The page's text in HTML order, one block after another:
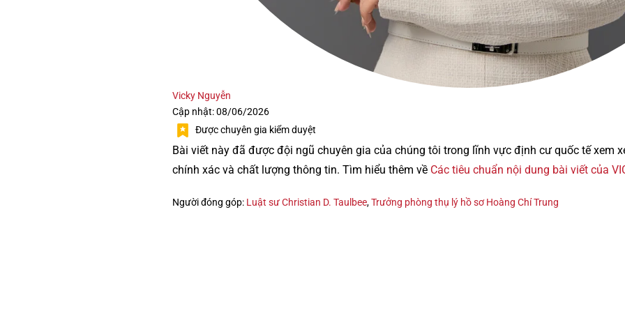
Vicky Nguyễn
Cập nhật: 08/06/2026
Được chuyên gia kiểm duyệt
Bài viết này đã được đội ngũ chuyên gia của chúng tôi trong lĩnh vực định cư quốc tế xem
chính xác và chất lượng thông tin. Tìm hiểu thêm về Các tiêu chuẩn nội dung bài viết của
Người đóng góp: Luật sư Christian D. Taulbee,Trưởng phòng thụ lý hồ sơ Hoàng Chí Trung